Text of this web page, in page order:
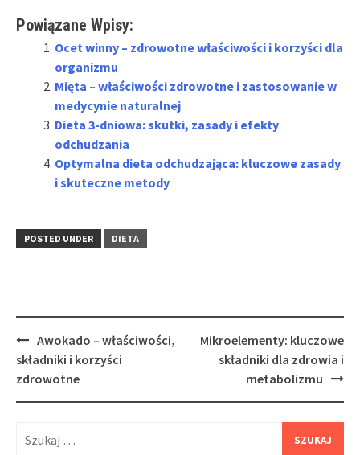
Powiązane Wpisy:
Ocet winny – zdrowotne właściwości i korzyści dla
organizmu
Mięta – właściwości zdrowotne i zastosowanie w
medycynie naturalnej
Dieta 3-dniowa: skutki, zasady i efekty
odchudzania
Optymalna dieta odchudzająca: kluczowe zasady
i skuteczne metody
POSTED UNDER DIETA
Post
navigation
Awokado – właściwości,
składniki i korzyści
zdrowotne
Mikroelementy: kluczowe
składniki dla zdrowia i
metabolizmu